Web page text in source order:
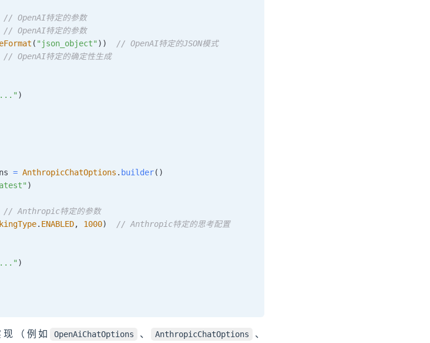
// OpenAI特定的参数
// OpenAI特定的参数
( "json_object" ) )
// OpenAI特定的JSON模式
// OpenAI特定的确定性生成
)
= AnthropicChatOptions . builder( )
)
// Anthropic特定的参数
. ENABLED, 1000)
// Anthropic特定的思考配置
)
（例如 OpenAiChatOptions 、 AnthropicChatOptions
、